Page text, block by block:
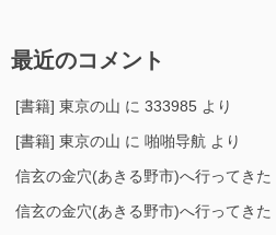
最近のコメント
[書籍] 東京の山 に 333985 より
[書籍] 東京の山 に 啪啪导航 より
信玄の金穴(あきる野市)へ行ってきた
信玄の金穴(あきる野市)へ行ってきた